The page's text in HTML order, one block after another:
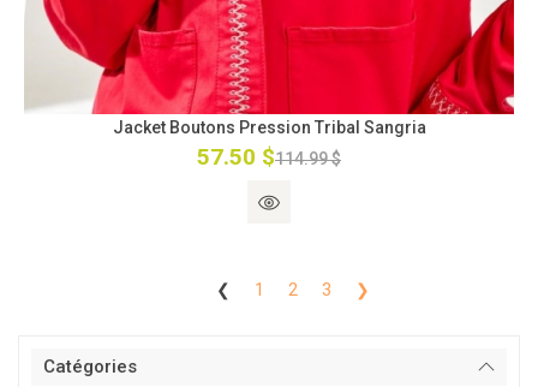
Catégories
Jacket Boutons Pression Tribal Sangria
57.50 $114.99 $
❮ 1 2 3 ❯